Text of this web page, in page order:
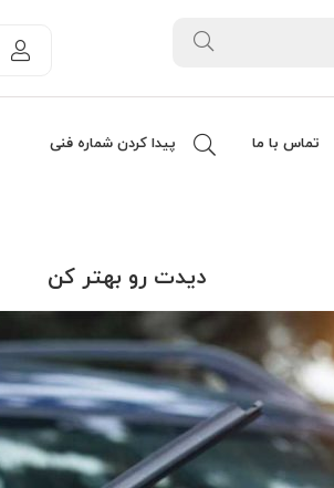
تماس با ما پیدا کردن شماره فنی
دیدت رو بهتر کن